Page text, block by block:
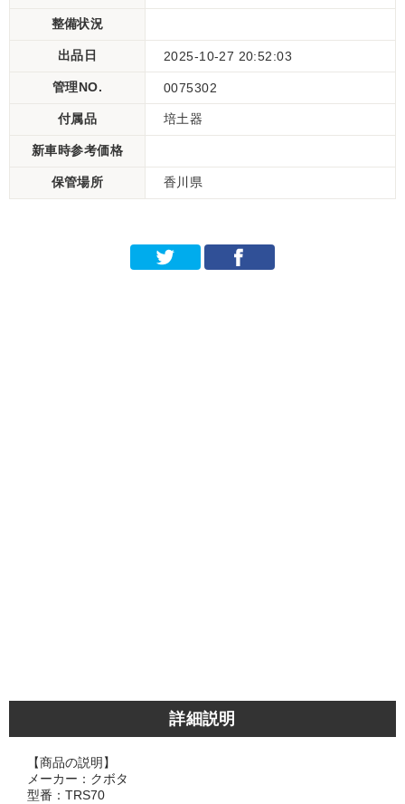
整備状況
出品日 2025-10-27 20:52:03
管理NO. 0075302
付属品 培土器
新車時参考価格
保管場所 香川県
詳細説明
【商品の説明】
メーカー：クボタ
型番：TRS70